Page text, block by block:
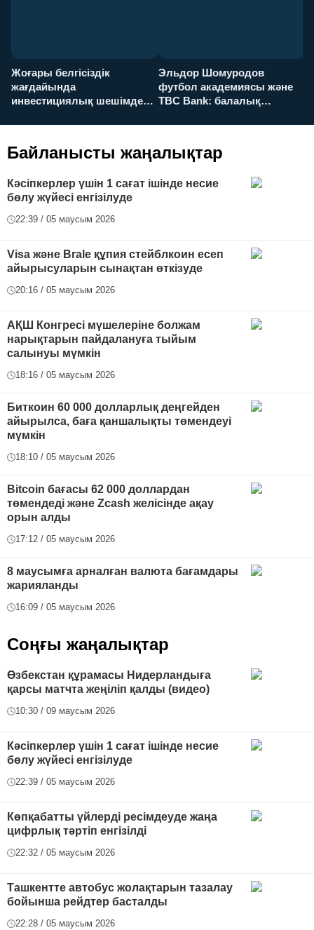
Жоғары белгісіздік
жағдайында
инвестициялық шешімдер
Эльдор Шомуродов
футбол академиясы және
TBC Bank: балалық
Байланысты жаңалықтар
Кәсіпкерлер үшін 1 сағат ішінде несие
бөлу жүйесі енгізілуде
22:39 / 05 маусым 2026
Visa және Brale құпия стейблкоин есеп
айырысуларын сынақтан өткізуде
20:16 / 05 маусым 2026
АҚШ Конгресі мүшелеріне болжам
нарықтарын пайдалануға тыйым
салынуы мүмкін
18:16 / 05 маусым 2026
Биткоин 60 000 долларлық деңгейден
айырылса, баға қаншалықты төмендеуі
мүмкін
18:10 / 05 маусым 2026
Bitcoin бағасы 62 000 доллардан
төмендеді және Zcash желісінде ақау
орын алды
17:12 / 05 маусым 2026
8 маусымға арналған валюта бағамдары
жарияланды
16:09 / 05 маусым 2026
Соңғы жаңалықтар
Өзбекстан құрамасы Нидерландыға
қарсы матчта жеңіліп қалды (видео)
10:30 / 09 маусым 2026
Кәсіпкерлер үшін 1 сағат ішінде несие
бөлу жүйесі енгізілуде
22:39 / 05 маусым 2026
Көпқабатты үйлерді ресімдеуде жаңа
цифрлық тәртіп енгізілді
22:32 / 05 маусым 2026
Ташкентте автобус жолақтарын тазалау
бойынша рейдтер басталды
22:28 / 05 маусым 2026